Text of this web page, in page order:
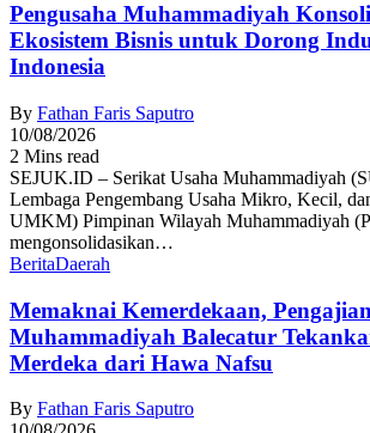
Pengusaha Muhammadiyah
Ekosistem Bisnis untuk Dorong
Indonesia
By Fathan Faris Saputro
10/08/2026
2 Mins read
SEJUK.ID – Serikat Usaha Muhammadiyah
Lembaga Pengembang Usaha Mikro, Kecil,
UMKM) Pimpinan Wilayah Muhammadiyah
mengonsolidasikan…
BeritaDaerah
Memaknai Kemerdekaan, Pengajian
Muhammadiyah Balecatur
Merdeka dari Hawa Nafsu
By Fathan Faris Saputro